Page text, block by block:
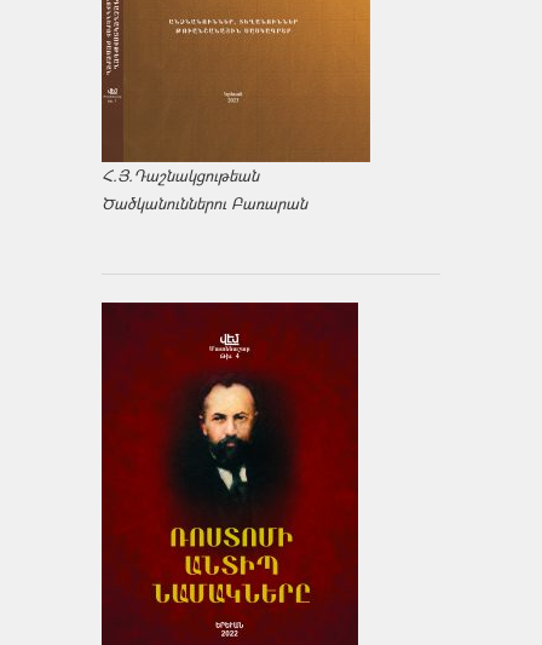
Հ.Յ.Դաշնակցութեան
Ծածկանուններու Բառարան